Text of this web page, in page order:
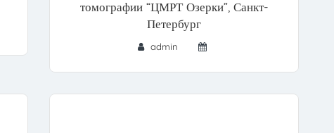
томографии “ЦМРТ Озерки”, Санкт-
Петербург
admin